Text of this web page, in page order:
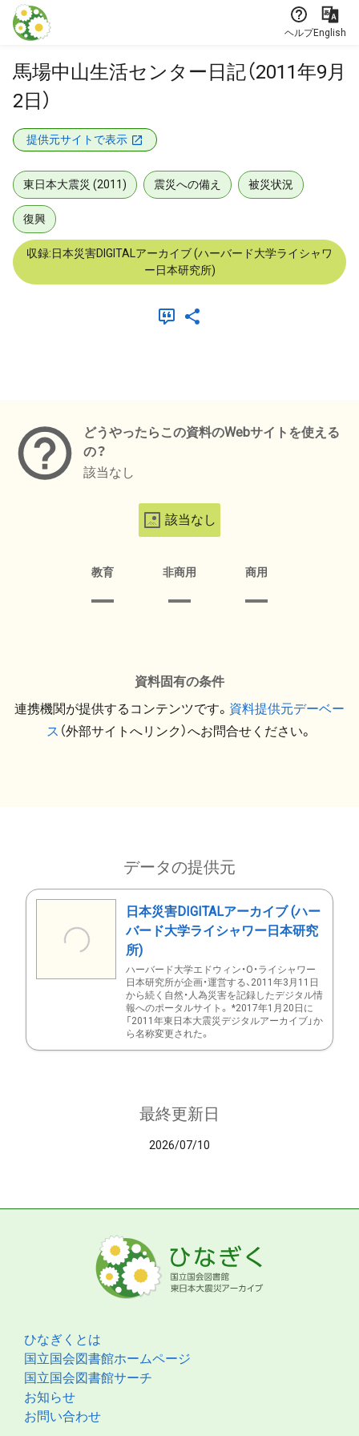
本文に飛ぶ
ヘルプEnglish
馬場中山生活センター日記（2011年9月
2日）
提供元サイトで表示
東日本大震災 (2011) 震災への備え 被災状況
復興
収録:日本災害DIGITALアーカイブ (ハーバード大学ライシャワ
ー日本研究所)
どうやったらこの資料のWebサイトを使える
の？
該当なし
該当なし
教育 非商用 商用
資料固有の条件
連携機関が提供するコンテンツです。 資料提供元デーベー
ス （外部サイトへリンク）へお問合せください。
データの提供元
日本災害DIGITALアーカイブ (ハー
バード大学ライシャワー日本研究
所)
ハーバード大学エドウィン・O・ライシャワー
日本研究所が企画・運営する、2011年3月11日
から続く自然・人為災害を記録したデジタル情
報へのポータルサイト。 *2017年1月20日に
「2011年東日本大震災デジタルアーカイブ」か
ら名称変更された。
最終更新日
2026/07/10
ひなぎくとは
国立国会図書館ホームページ
国立国会図書館サーチ
お知らせ
お問い合わせ